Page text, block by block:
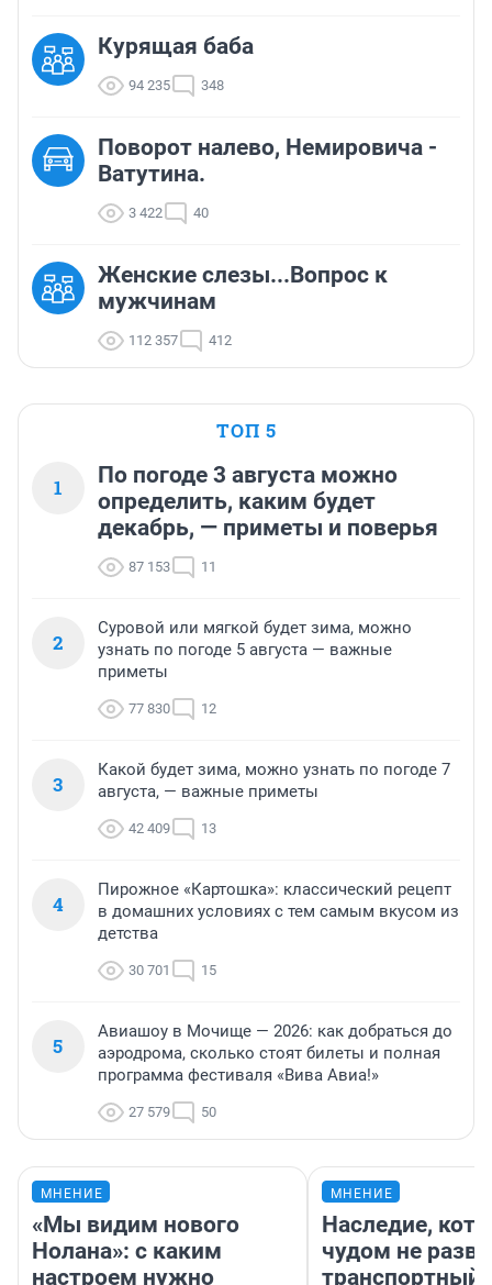
Курящая баба
94 235 348
Поворот налево, Немировича -
Ватутина.
3 422 40
Женские слезы...Вопрос к
мужчинам
112 357 412
ТОП 5
1
По погоде 3 августа можно
определить, каким будет
декабрь, — приметы и поверья
87 153 11
2
Суровой или мягкой будет зима, можно
узнать по погоде 5 августа — важные
приметы
77 830 12
3
Какой будет зима, можно узнать по погоде 7
августа, — важные приметы
42 409 13
4
Пирожное «Картошка»: классический рецепт
в домашних условиях с тем самым вкусом из
детства
30 701 15
5
Авиашоу в Мочище — 2026: как добраться до
аэродрома, сколько стоят билеты и полная
программа фестиваля «Вива Авиа!»
27 579 50
МНЕНИЕ
«Мы видим нового
Нолана»: с каким
настроем нужно
МНЕНИЕ
Наследие,
чудом не
транспортный